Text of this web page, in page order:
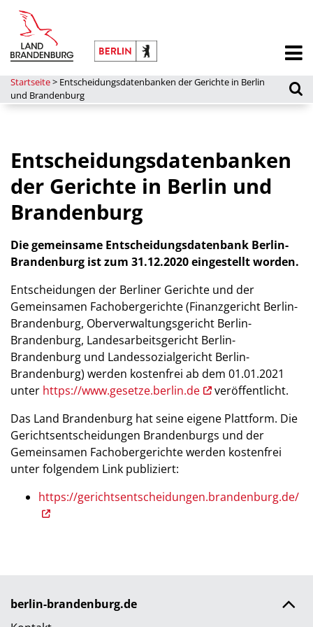
Startseite> Entscheidungsdatenbanken der Gerichte in Berlin
und Brandenburg
Entscheidungsdatenbanken
der Gerichte in Berlin und
Brandenburg
Die gemeinsame Entscheidungsdatenbank Berlin-
Brandenburg ist zum 31.12.2020 eingestellt worden.
Entscheidungen der Berliner Gerichte und der
Gemeinsamen Fachobergerichte (Finanzgericht Berlin-
Brandenburg, Oberverwaltungsgericht Berlin-
Brandenburg, Landesarbeitsgericht Berlin-
Brandenburg und Landessozialgericht Berlin-
Brandenburg) werden kostenfrei ab dem 01.01.2021
unter https://www.gesetze.berlin.de
veröffentlicht.
Das Land Brandenburg hat seine eigene Plattform. Die
Gerichtsentscheidungen Brandenburgs und der
Gemeinsamen Fachobergerichte werden kostenfrei
unter folgendem Link publiziert:
https://gerichtsentscheidungen.brandenburg.de/
berlin-brandenburg.de